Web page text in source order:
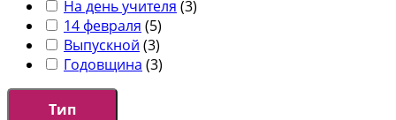
На день учителя (3)
14 февраля (5)
Выпускной (3)
Годовщина (3)
Тип